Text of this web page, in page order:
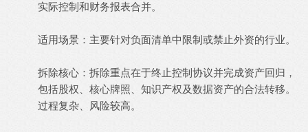
实际控制和财务报表合并。
适用场景：主要针对负面清单中限制或禁止外资的行业。
拆除核心：拆除重点在于终止控制协议并完成资产回归，
包括股权、核心牌照、知识产权及数据资产的合法转移。
过程复杂、风险较高。